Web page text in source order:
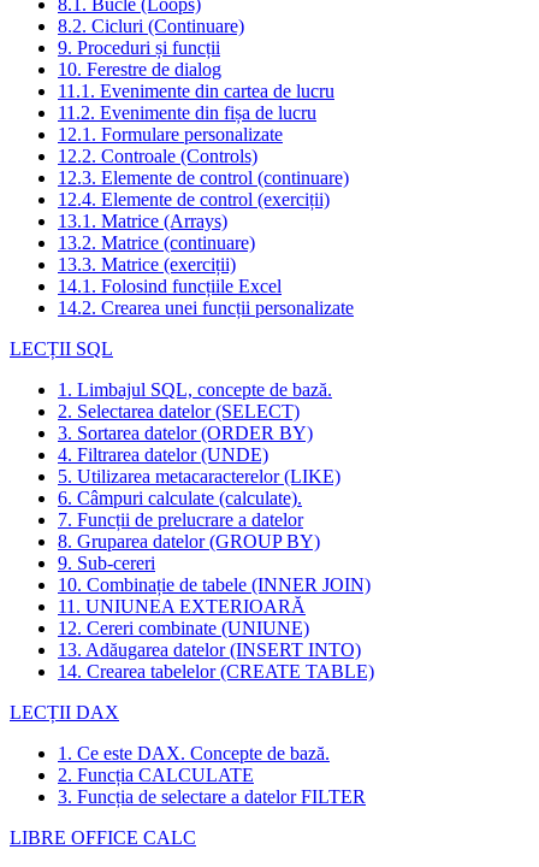
8.1. Bucle (Loops)
8.2. Cicluri (Continuare)
9. Proceduri și funcții
10. Ferestre de dialog
11.1. Evenimente din cartea de lucru
11.2. Evenimente din fișa de lucru
12.1. Formulare personalizate
12.2. Controale (Controls)
12.3. Elemente de control (continuare)
12.4. Elemente de control (exerciții)
13.1. Matrice (Arrays)
13.2. Matrice (continuare)
13.3. Matrice (exerciții)
14.1. Folosind funcțiile Excel
14.2. Crearea unei funcții personalizate
LECȚII SQL
1. Limbajul SQL, concepte de bază.
2. Selectarea datelor (SELECT)
3. Sortarea datelor (ORDER BY)
4. Filtrarea datelor (UNDE)
5. Utilizarea metacaracterelor (LIKE)
6. Câmpuri calculate (calculate).
7. Funcții de prelucrare a datelor
8. Gruparea datelor (GROUP BY)
9. Sub-cereri
10. Combinație de tabele (INNER JOIN)
11. UNIUNEA EXTERIOARĂ
12. Cereri combinate (UNIUNE)
13. Adăugarea datelor (INSERT INTO)
14. Crearea tabelelor (CREATE TABLE)
LECȚII DAX
1. Ce este DAX. Concepte de bază.
2. Funcția CALCULATE
3. Funcția de selectare a datelor FILTER
LIBRE OFFICE CALC